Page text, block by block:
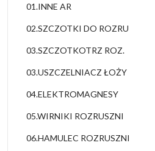
01.INNE AR
02.SZCZOTKI DO ROZRU
03.SZCZOTKOTRZ ROZ.
03.USZCZELNIACZ ŁOŻY
04.ELEKTROMAGNESY
05.WIRNIKI ROZRUSZNI
06.HAMULEC ROZRUSZNI